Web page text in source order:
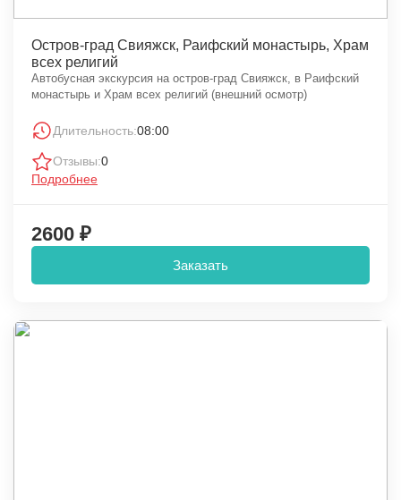
Остров-град Свияжск, Раифский монастырь, Храм
всех религий
Автобусная экскурсия на остров-град Свияжск, в Раифский
монастырь и Храм всех религий (внешний осмотр)
Длительность:08:00
Отзывы:0
Подробнее
2600 ₽
Заказать